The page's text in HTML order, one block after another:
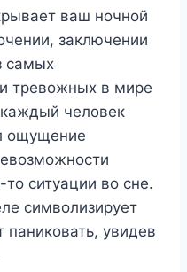
ваш ночной
заключении
самых
тревожных в мире
человек
ощущение
ситуации во сне.
символизирует
паниковать, увидев